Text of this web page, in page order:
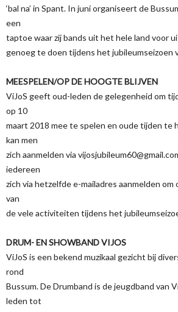
‘bal na’ in Spant. In juni organiseert de
een
taptoe waar zij bands uit het hele land voor
genoeg te doen tijdens het jubileumseizoen
MEESPELEN/OP DE HOOGTE BLIJVEN
ViJoS geeft oud-leden de gelegenheid om
op 10
maart 2018 mee te spelen en oude tijden te
kan men
zich aanmelden via
iedereen
zich via hetzelfde e-mailadres aanmelden
van
de vele activiteiten tijdens het
DRUM- EN SHOWBAND VIJOS
ViJoS is een bekend muzikaal gezicht bij
rond
Bussum. De Drumband is de jeugdband van
leden tot